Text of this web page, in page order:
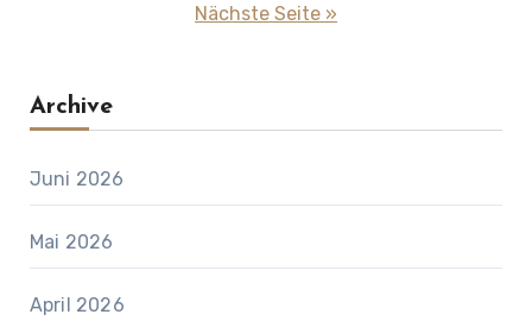
Nächste Seite »
Archive
Juni 2026
Mai 2026
April 2026